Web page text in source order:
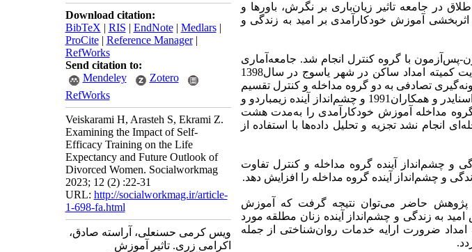
در جامعه تاثیر زیان‌باری بر نگرش، باورها و
آموزش خودکارآمدی بر امید به زندگی و
پس‌آزمون با گروه کنترل انجام شد. جامعه‌آماری
پژوهش را تمامی زنان مطلقه بیست تا چهل ساله تحت حمایت کمیته امداد ساکن در شهر یاسوج در سال1398
تصادفی به دو گروه مداخله و کنترل تقسیم
شدند. برای جمع‌آوری داده‌ها از پرسشنامه‌های امید به زندگی اسنایدر و همکاران1991 و چشم‌انداز آینده زیمباردو و
گروه مداخله آموزش خودکارآمدی را به‌مدت هشت
انجام نشد تجزیه و تحلیل داده‌ها با استفاده از
و چشم‌انداز آینده گروه مداخله و کنترل تفاوت
و چشم‌انداز آینده گروه مداخله را افزایش دهد.
پژوهش حاضر می‌توان نتیجه گرفت که آموزش
به زندگی و چشم‌انداز آینده زنان مطلقه مورد
امداد ضرورت ارایه خدمات روان‌شناختی از جمله
Download citation:
BibTeX | RIS | EndNote| Medlars|
ProCite| Reference Manager|
RefWorks
Send citation to:
Mendeley
Zotero
RefWorks
Veiskarami H, Arasteh S, Ekrami Z.
Examining the Impact of Self-
Efficacy Training on the Life
Expectancy and Future Outlook of
Divorced Women. Socialworkmag
2023; 12 (2) :22-31
URL: http://socialworkmag.ir/article-
1-698-fa.html
ویس کرمی حسنعلی، آراسته صادق،
اکرامی زری. تاثیر آموزش